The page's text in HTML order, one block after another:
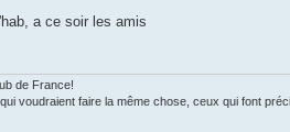
a ce soir les amis
de France!
voudraient faire la même chose, ceux qui font